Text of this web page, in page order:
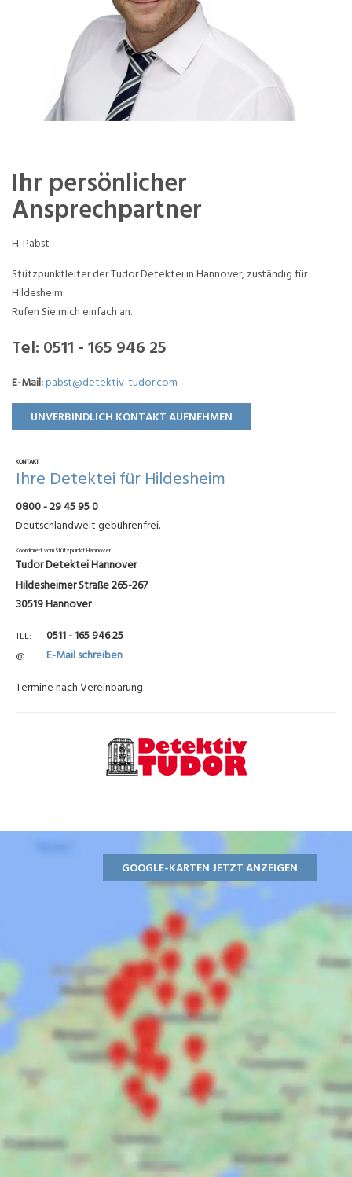
Ihr persönlicher
Ansprechpartner
H. Pabst
Stützpunktleiter der Tudor Detektei in Hannover, zuständig für
Hildesheim.
Rufen Sie mich einfach an.
Tel: 0511 - 165 946 25
E-Mail:pabst@detektiv-tudor.com
UNVERBINDLICH KONTAKT AUFNEHMEN
KONTAKT
Ihre Detektei für Hildesheim
0800 - 29 45 95 0
Deutschlandweit gebührenfrei.
Koordiniert vom Stützpunkt Hannover
Tudor Detektei Hannover
Hildesheimer Straße 265-267
30519 Hannover
TEL 0511 - 165 946 25
@
E-Mail schreiben
Termine nach Vereinbarung
GOOGLE-KARTEN JETZT ANZEIGEN